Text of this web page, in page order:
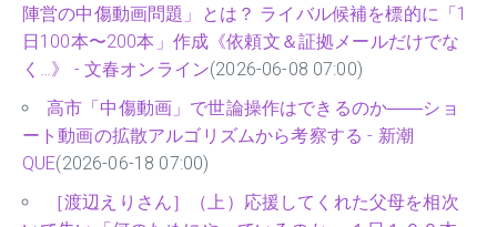
陣営の中傷動画問題」とは？ ライバル候補を標的に「1
日100本〜200本」作成《依頼文＆証拠メールだけでな
く…》 - 文春オンライン(2026-06-08 07:00)
高市「中傷動画」で世論操作はできるのか――ショ
ート動画の拡散アルゴリズムから考察する - 新潮
QUE(2026-06-18 07:00)
［渡辺えりさん］（上）応援してくれた父母を相次